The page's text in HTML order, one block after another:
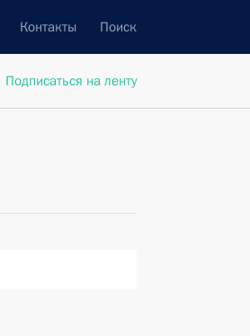
Контакты Поиск
Подписаться на ленту